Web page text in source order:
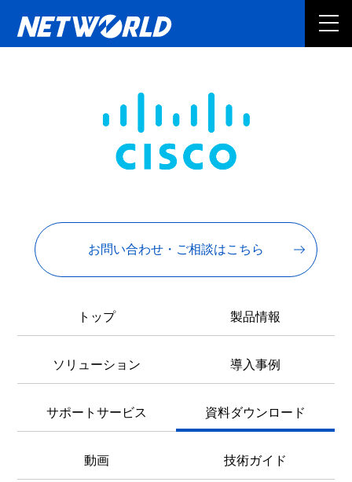
お問い合わせ・ご相談はこちら
トップ 製品情報
ソリューション 導入事例
サポートサービス 資料ダウンロード
動画 技術ガイド